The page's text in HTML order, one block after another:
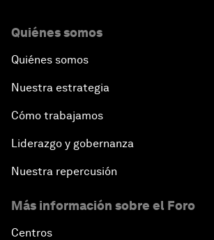
Quiénes somos
Quiénes somos
Nuestra estrategia
Cómo trabajamos
Liderazgo y gobernanza
Nuestra repercusión
Más información sobre el Foro
Centros